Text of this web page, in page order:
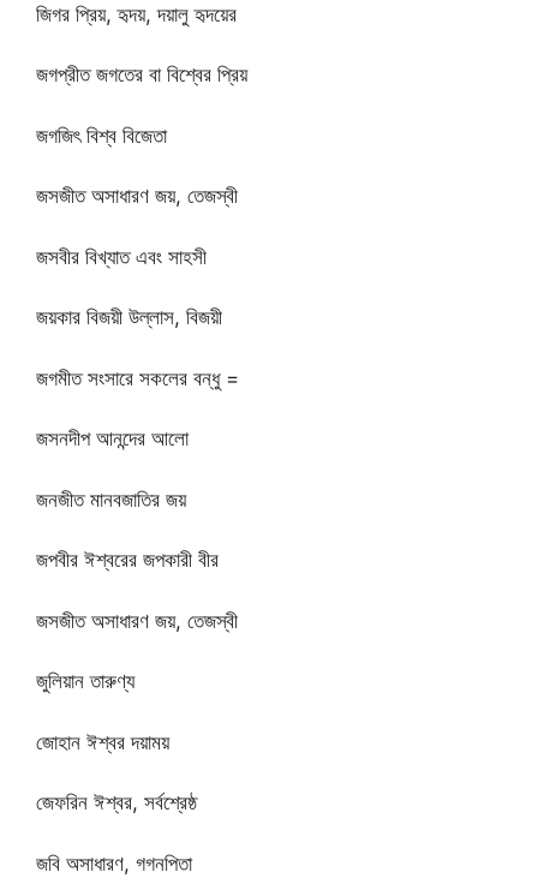
জিগর প্রিয়, হৃদয়, দয়ালু হৃদয়ের
জগপ্রীত জগতের বা বিশ্বের প্রিয়
জগজিৎ বিশ্ব বিজেতা
জসজীত অসাধারণ জয়, তেজস্বী
জসবীর বিখ্যাত এবং সাহসী
জয়কার বিজয়ী উল্লাস, বিজয়ী
জগমীত সংসারে সকলের বন্ধু =
জসনদীপ আনন্দের আলো
জনজীত মানবজাতির জয়
জপবীর ঈশ্বরের জপকারী বীর
জসজীত অসাধারণ জয়, তেজস্বী
জুলিয়ান তারুণ্য
জোহান ঈশ্বর দয়াময়
জেফরিন ঈশ্বর, সর্বশ্রেষ্ঠ
জবি অসাধারণ, গগনপিতা